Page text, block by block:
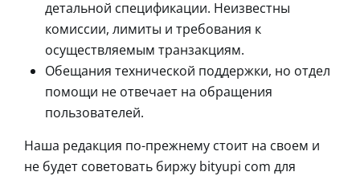
детальной спецификации. Неизвестны
комиссии, лимиты и требования к
осуществляемым транзакциям.
Обещания технической поддержки, но отдел
помощи не отвечает на обращения
пользователей.
Наша редакция по-прежнему стоит на своем и
не будет советовать биржу bityupi com для